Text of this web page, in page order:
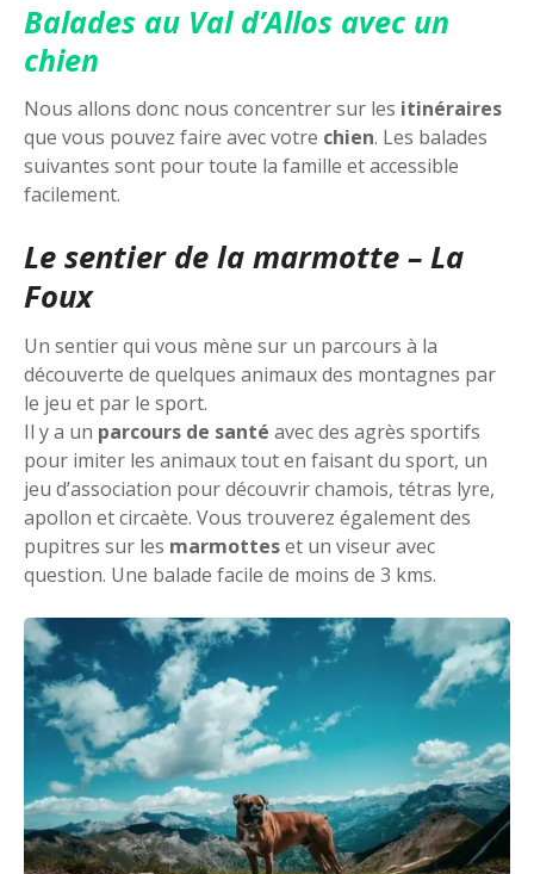
Balades au Val d’Allos avec un
chien
Nous allons donc nous concentrer sur les itinéraires
que vous pouvez faire avec votre chien. Les balades
suivantes sont pour toute la famille et accessible
facilement.
Le sentier de la marmotte – La
Foux
Un sentier qui vous mène sur un parcours à la
découverte de quelques animaux des montagnes par
le jeu et par le sport.
Il y a un parcours de santé avec des agrès sportifs
pour imiter les animaux tout en faisant du sport, un
jeu d’association pour découvrir chamois, tétras lyre,
apollon et circaète. Vous trouverez également des
pupitres sur les marmotteset un viseur avec
question. Une balade facile de moins de 3 kms.